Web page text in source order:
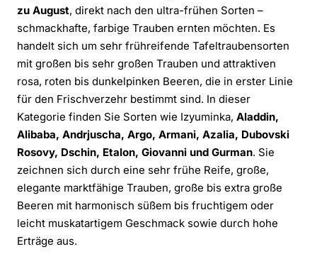
zu August, direkt nach den ultra-frühen Sorten –
schmackhafte, farbige Trauben ernten möchten. Es
handelt sich um sehr frühreifende Tafeltraubensorten
mit großen bis sehr großen Trauben und attraktiven
rosa, roten bis dunkelpinken Beeren, die in erster Linie
für den Frischverzehr bestimmt sind. In dieser
Kategorie finden Sie Sorten wie Izyuminka, Aladdin,
Alibaba, Andrjuscha, Argo, Armani, Azalia, Dubovski
Rosovy, Dschin, Etalon, Giovanni und Gurman. Sie
zeichnen sich durch eine sehr frühe Reife, große,
elegante marktfähige Trauben, große bis extra große
Beeren mit harmonisch süßem bis fruchtigem oder
leicht muskatartigem Geschmack sowie durch hohe
Erträge aus.